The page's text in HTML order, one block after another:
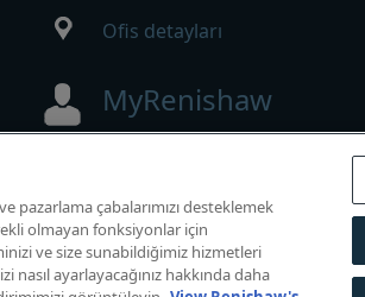
Ofis detayları
MyRenishaw
pazarlama çabalarımızı desteklemek
olmayan fonksiyonlar için
ve size sunabildiğimiz hizmetleri
nasıl ayarlayacağınız hakkında daha